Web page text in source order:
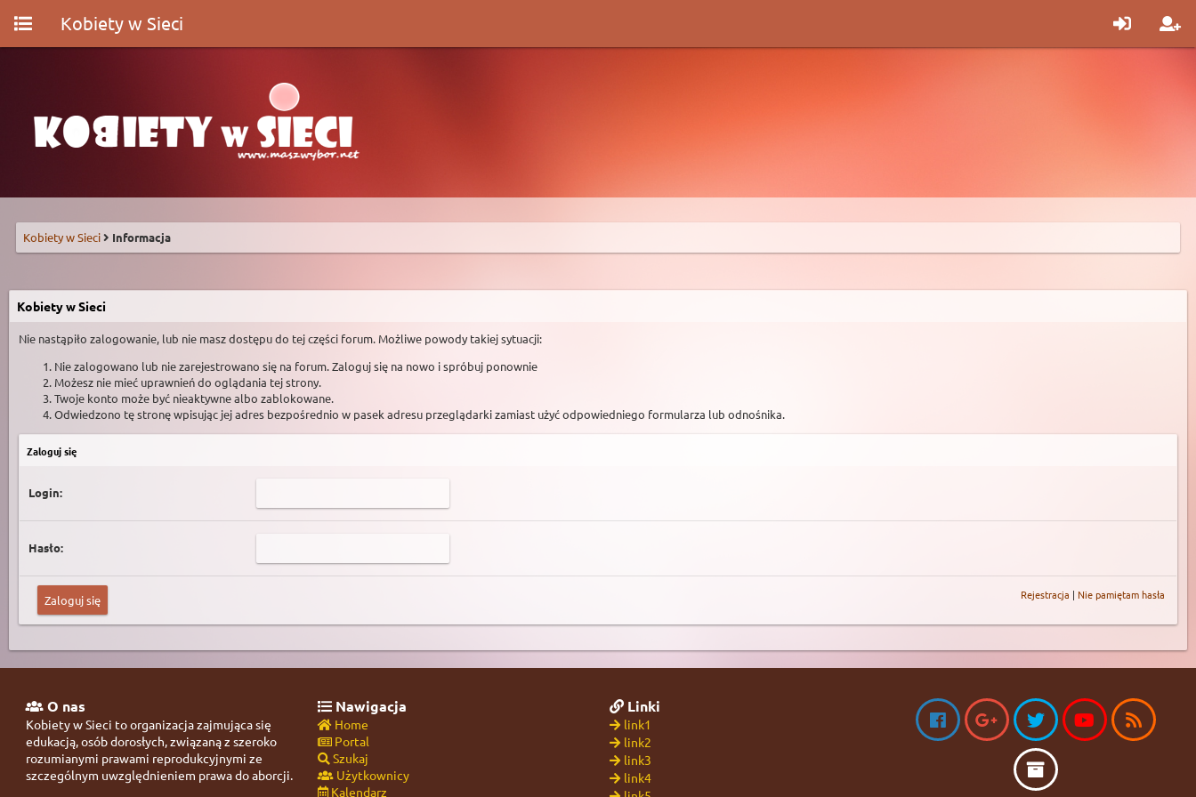
Kobiety w Sieci
Kobiety w Sieci Informacja
Kobiety w Sieci
Nie nastąpiło zalogowanie, lub nie masz dostępu do tej części forum. Możliwe powody takiej sytuacji:
Nie zalogowano lub nie zarejestrowano się na forum. Zaloguj się na nowo i spróbuj ponownie
Możesz nie mieć uprawnień do oglądania tej strony.
Twoje konto może być nieaktywne albo zablokowane.
Odwiedzono tę stronę wpisując jej adres bezpośrednio w pasek adresu przeglądarki zamiast użyć odpowiedniego formularza lub odnośnika.
Zaloguj się
Login:
Hasło:
Rejestracja | Nie pamiętam hasła
O nas
Kobiety w Sieci to organizacja zajmująca się
edukacją, osób dorosłych, związaną z szeroko
rozumianymi prawami reprodukcyjnymi ze
szczególnym uwzględnieniem prawa do aborcji.
Nawigacja
Home
Portal
Szukaj
Użytkownicy
Kalendarz
Linki
link1
link2
link3
link4